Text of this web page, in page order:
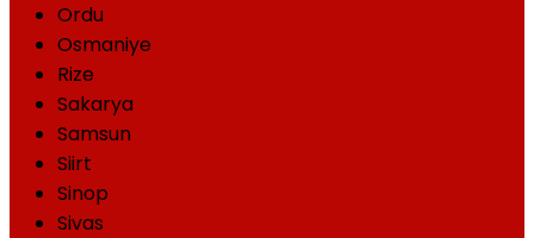
Ordu
Osmaniye
Rize
Sakarya
Samsun
Siirt
Sinop
Sivas